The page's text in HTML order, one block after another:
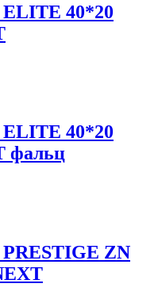
ELITE 40*20
ELITE 40*20
фальц
PRESTIGE ZN